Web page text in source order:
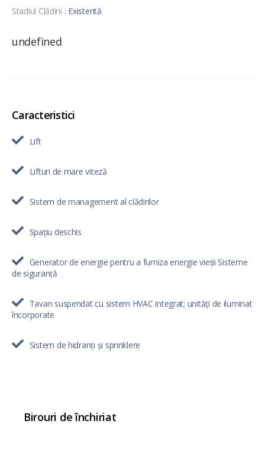
Stadiul Clădirii : Existentă
undefined
Caracteristici
Lift
Lifturi de mare viteză
Sistem de management al clădirilor
Spațiu deschis
Generator de energie pentru a furniza energie vieții Sisteme
de siguranță
Tavan suspendat cu sistem HVAC integrat; unități de iluminat
încorporate
Sistem de hidranți și sprinklere
Birouri de închiriat